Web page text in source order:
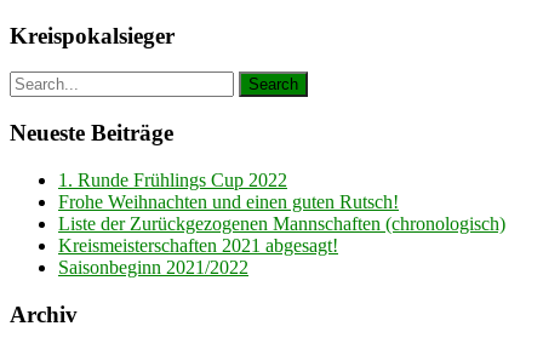
Kreispokalsieger
Neueste Beiträge
1. Runde Frühlings Cup 2022
Frohe Weihnachten und einen guten Rutsch!
Liste der Zurückgezogenen Mannschaften (chronologisch)
Kreismeisterschaften 2021 abgesagt!
Saisonbeginn 2021/2022
Archiv